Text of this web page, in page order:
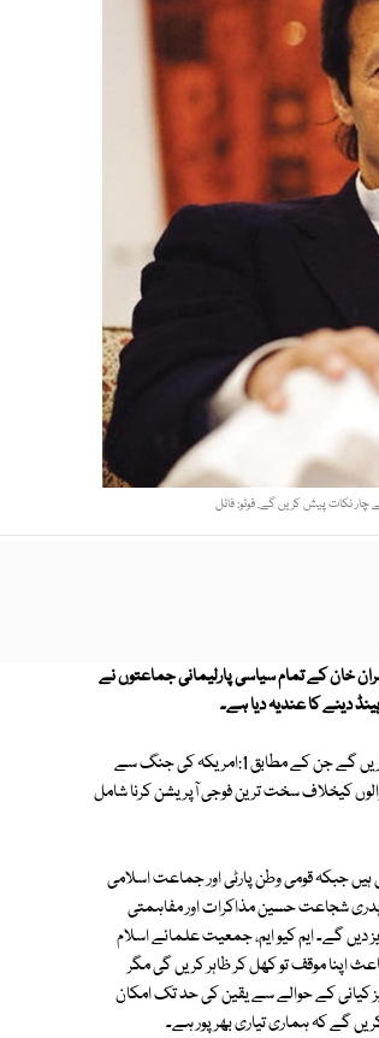
نکات پیش کریں گے. فوٹو: فائل
خان کے تمام سیاسی پارلیمانی جماعتوں نے
دینے کا عندیہ دیا ہے۔
جبکہ تحریک انصاف کے چیئرمین عمران خان کانفرنس کے شرکاء کے سامنے اپنے چار نکات پیش کریں گے جن کے مطابق 1:امریکہ کی جنگ سے
پالیسی اپنانا۔ 4 مذاکرات پر آمادہ نہ ہونیوالوں کیخلاف سخت ترین فوجی آپریشن کرنا شامل
جبکہ قومی وطن پارٹی اور جماعت اسلامی
شجاعت حسین مذاکرات اور مفاہمتی
گے۔ ایم کیو ایم، جمعیت علمائے اسلام
اپنا موقف تو کھل کر ظاہر کریں گی مگر
کیانی کے حوالے سے یقین کی حد تک امکان
گے کہ ہماری تیاری بھر پور ہے۔